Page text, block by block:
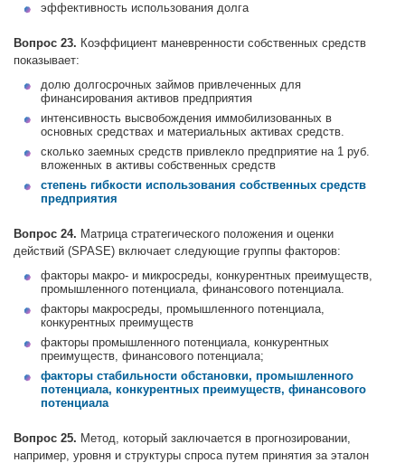
эффективность использования долга
Вопрос 23. Коэффициент маневренности собственных средств
показывает:
долю долгосрочных займов привлеченных для
финансирования активов предприятия
интенсивность высвобождения иммобилизованных в
основных средствах и материальных активах средств.
сколько заемных средств привлекло предприятие на 1 руб.
вложенных в активы собственных средств
степень гибкости использования собственных средств
предприятия
Вопрос 24. Матрица стратегического положения и оценки
действий (SPASE) включает следующие группы факторов:
факторы макро- и микросреды, конкурентных преимуществ,
промышленного потенциала, финансового потенциала.
факторы макросреды, промышленного потенциала,
конкурентных преимуществ
факторы промышленного потенциала, конкурентных
преимуществ, финансового потенциала;
факторы стабильности обстановки, промышленного
потенциала, конкурентных преимуществ, финансового
потенциала
Вопрос 25. Метод, который заключается в прогнозировании,
например, уровня и структуры спроса путем принятия за эталон